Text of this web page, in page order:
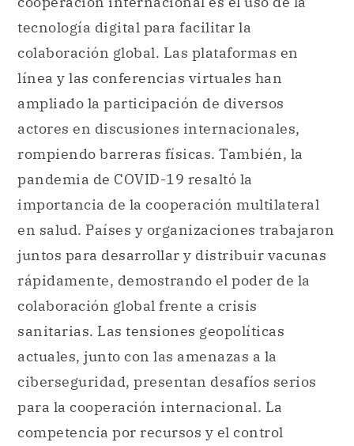
tecnología digital para facilitar la
colaboración global. Las plataformas en
línea y las conferencias virtuales han
ampliado la participación de diversos
actores en discusiones internacionales,
rompiendo barreras físicas. También, la
pandemia de COVID-19 resaltó la
importancia de la cooperación multilateral
en salud. Países y organizaciones trabajaron
juntos para desarrollar y distribuir vacunas
rápidamente, demostrando el poder de la
colaboración global frente a crisis
sanitarias. Las tensiones geopolíticas
actuales, junto con las amenazas a la
ciberseguridad, presentan desafíos serios
para la cooperación internacional. La
competencia por recursos y el control